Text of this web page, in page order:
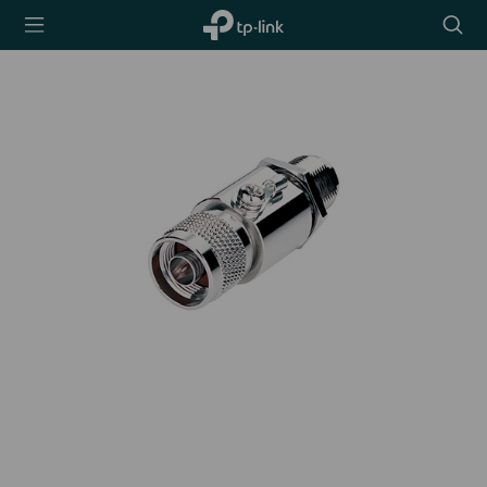
TP-Link,
Reliably
icon